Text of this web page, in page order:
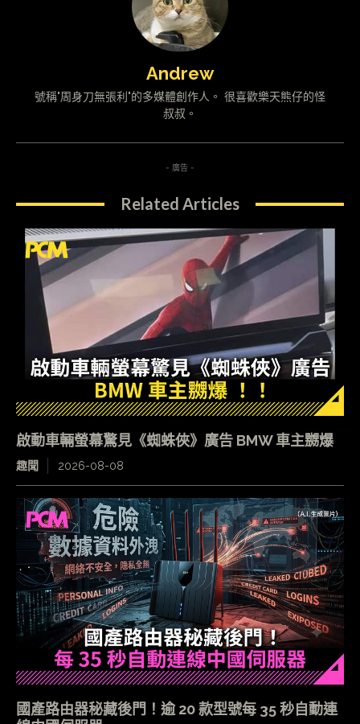
Andrew
號稱"周身刀無張利"的多媒體創作人。 很喜歡樂天熊仔的怪
叔叔。
- 廣告 -
Related Articles
啟動車輛螢幕驚見《蜘蛛俠》廣告 BMW 車主嬲爆
趣聞 2026-08-08
國產路由器秘藏後門！逾 20 款型號每 35 秒自動連